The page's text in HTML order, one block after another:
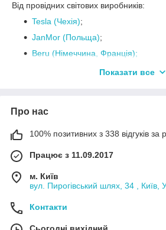
Від провідних світових виробників:
Tesla (Чехія);
JanMor (Польща);
Beru (Німеччина, Франція);
Показати все
Про нас
100% позитивних з 338 відгуків за
Працює з 11.09.2017
м. Київ
вул. Пирогівський шлях, 34 , Київ,
Контакти